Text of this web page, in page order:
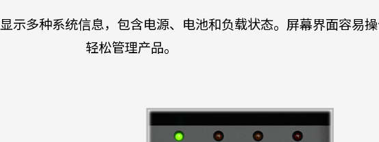
示多种系统信息，包含电源、电池和负载状态。屏幕界面容易
轻松管理产品。